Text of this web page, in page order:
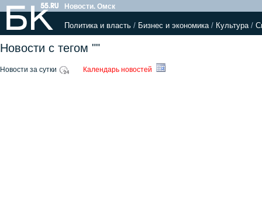
Новости. Омск
Политика и власть / Бизнес и экономика/ Культура/
Новости с тегом ""
Новости за сутки Календарь новостей